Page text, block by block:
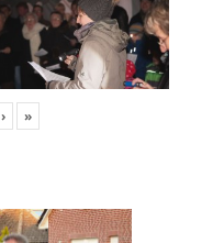
› »